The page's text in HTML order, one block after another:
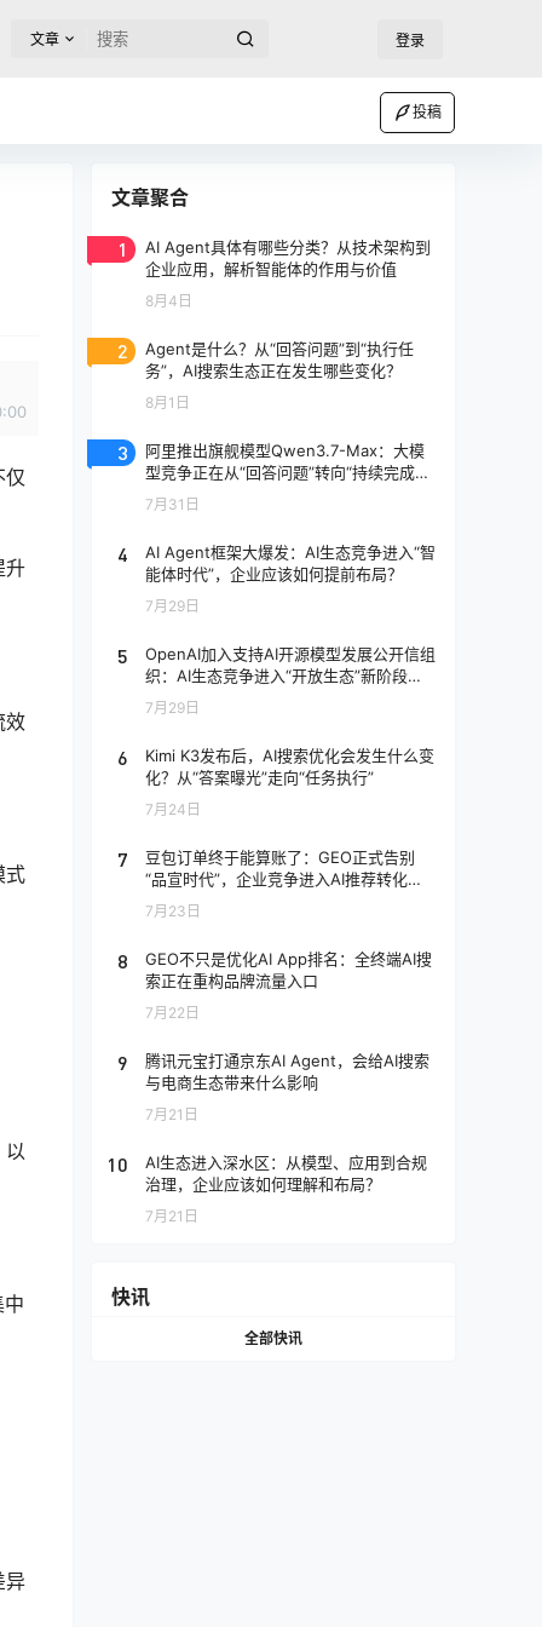
文章 登录
投稿
仅
升
效
式
异
文章聚合
1
AI Agent具体有哪些分类？从技术架构到
企业应用，解析智能体的作用与价值
8月4日
2
Agent是什么？从“回答问题”到“执行任
务”，AI搜索生态正在发生哪些变化？
8月1日
3
阿里推出旗舰模型Qwen3.7-Max：大模
型竞争正在从“回答问题”转向“持续完成任
务”
7月31日
4
AI Agent框架大爆发：AI生态竞争进入“智
能体时代”，企业应该如何提前布局？
7月29日
5
OpenAI加入支持AI开源模型发展公开信组
织：AI生态竞争进入“开放生态”新阶段，
企业应该如何应对？
7月29日
6
Kimi K3发布后，AI搜索优化会发生什么变
化？从“答案曝光”走向“任务执行”
7月24日
7
豆包订单终于能算账了：GEO正式告别
“品宣时代”，企业竞争进入AI推荐转化阶
段
7月23日
8
GEO不只是优化AI App排名：全终端AI搜
索正在重构品牌流量入口
7月22日
9
腾讯元宝打通京东AI Agent，会给AI搜索
与电商生态带来什么影响
7月21日
10
AI生态进入深水区：从模型、应用到合规
治理，企业应该如何理解和布局？
7月21日
快讯
全部快讯